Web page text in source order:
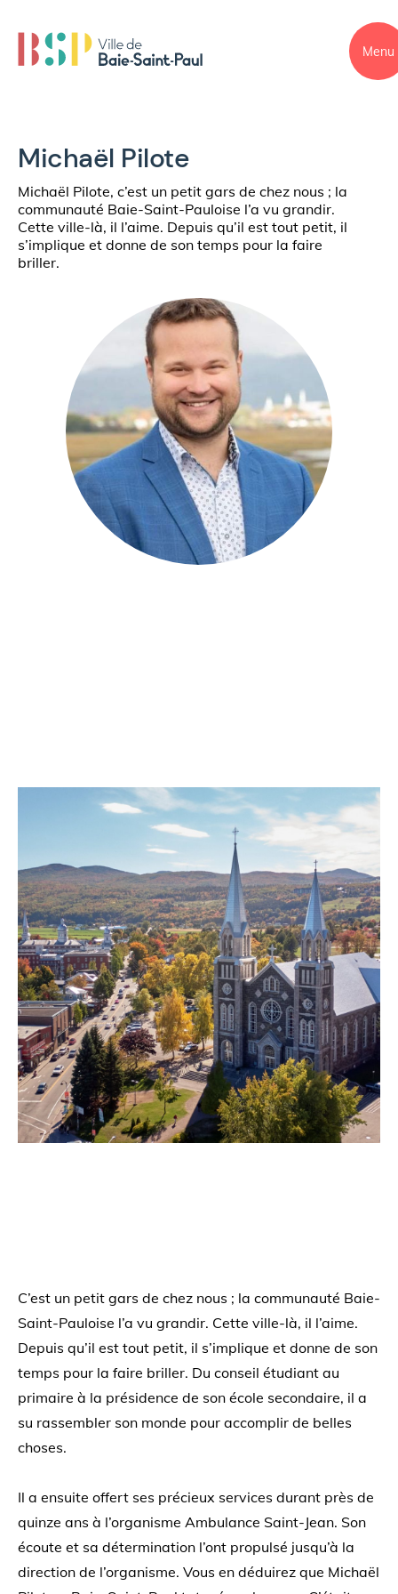
Menu
Michaël Pilote
Michaël Pilote, c’est un petit gars de chez nous ; la
communauté Baie-Saint-Pauloise l’a vu grandir.
Cette ville-là, il l’aime. Depuis qu’il est tout petit, il
s’implique et donne de son temps pour la faire
briller.
C’est un petit gars de chez nous ; la communauté Baie-
Saint-Pauloise l’a vu grandir. Cette ville-là, il l’aime.
Depuis qu’il est tout petit, il s’implique et donne de son
temps pour la faire briller. Du conseil étudiant au
primaire à la présidence de son école secondaire, il a
su rassembler son monde pour accomplir de belles
choses.
Il a ensuite offert ses précieux services durant près de
quinze ans à l’organisme Ambulance Saint-Jean. Son
écoute et sa détermination l’ont propulsé jusqu’à la
direction de l’organisme. Vous en déduirez que Michaël